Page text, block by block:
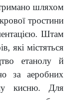
шляхом
тростини
Штам
які містяться
етанолу й
за аеробних
кисню. Для